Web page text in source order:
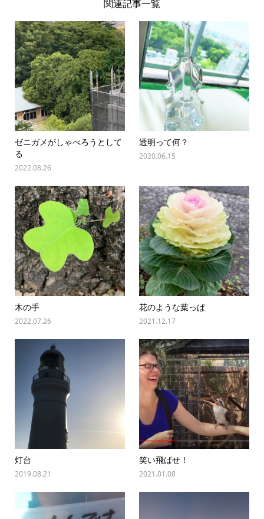
関連記事一覧
ゼニガメがしゃべろうとして
る
2022.08.26
透明って何？
2020.06.15
木の手
2022.07.26
花のような葉っぱ
2021.12.17
灯台
2019.08.21
笑い飛ばせ！
2021.01.08